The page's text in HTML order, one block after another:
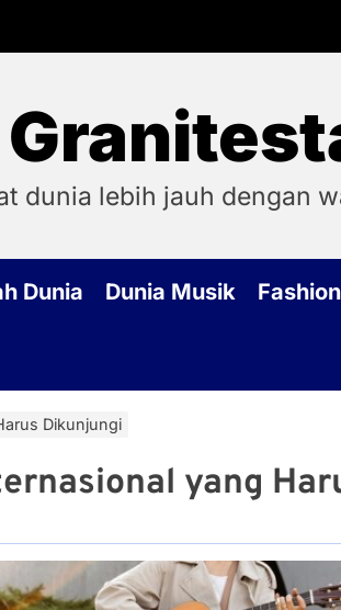
dunia lebih jauh dengan
Dunia Dunia Musik Fashion
Dikunjungi
yang